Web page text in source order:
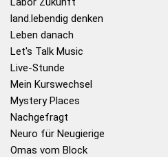
land.lebendig denken
Leben danach
Let's Talk Music
Live-Stunde
Mein Kurswechsel
Mystery Places
Nachgefragt
Neuro für Neugierige
Omas vom Block